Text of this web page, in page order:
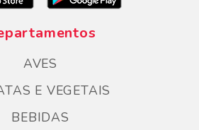
AVES
E VEGETAIS
BEBIDAS